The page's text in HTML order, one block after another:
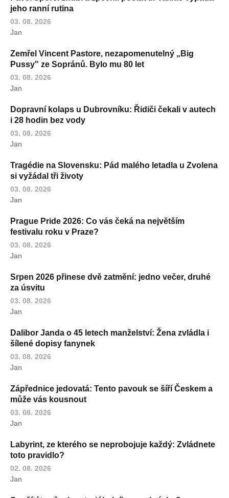
jeho ranní rutina
03. 08. 2026
Jan
Zemřel Vincent Pastore, nezapomenutelný „Big
Pussy" ze Sopránů. Bylo mu 80 let
03. 08. 2026
Jan
Dopravní kolaps u Dubrovníku: Řidiči čekali v autech
i 28 hodin bez vody
03. 08. 2026
Jan
Tragédie na Slovensku: Pád malého letadla u Zvolena
si vyžádal tři životy
03. 08. 2026
Jan
Prague Pride 2026: Co vás čeká na největším
festivalu roku v Praze?
03. 08. 2026
Jan
Srpen 2026 přinese dvě zatmění: jedno večer, druhé
za úsvitu
03. 08. 2026
Jan
Dalibor Janda o 45 letech manželství: Žena zvládla i
šílené dopisy fanynek
03. 08. 2026
Jan
Zápřednice jedovatá: Tento pavouk se šíří Českem a
může vás kousnout
03. 08. 2026
Jan
Labyrint, ze kterého se neprobojuje každý: Zvládnete
toto pravidlo?
02. 08. 2026
Jan